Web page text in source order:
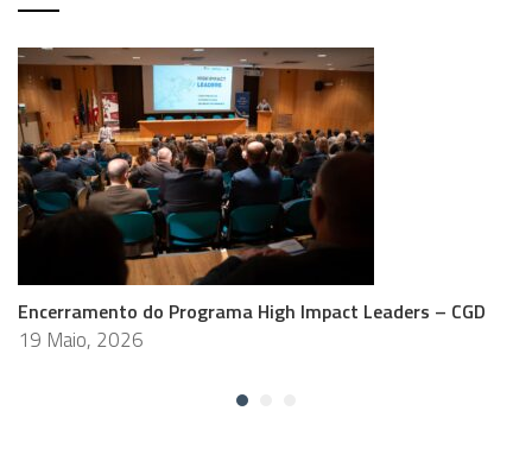
Encerramento do Programa High Impact Leaders – CGD
19 Maio, 2026